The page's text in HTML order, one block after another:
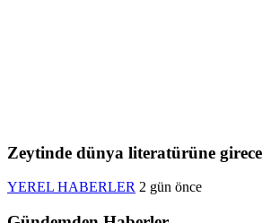
Zeytinde dünya literatürüne
YEREL HABERLER 2 gün önce